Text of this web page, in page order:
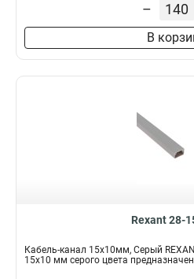
–
В
Rexant 28-
Кабель-канал 15х10мм, Серый
15х10 мм серого цвета